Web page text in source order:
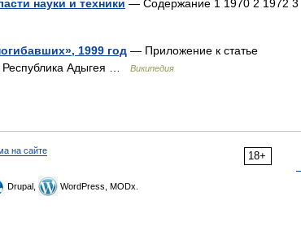
науки и техники — Содержание 1 1970 2 1972 3
1999 год — Приложение к статье
Республика Адыгея …
Википедия
18+
на сайте
Drupal, WordPress, MODx.